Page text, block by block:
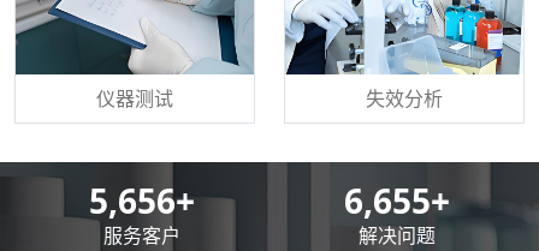
仪器测试 失效分析
8,500+
服务客户
10,000+
解决问题